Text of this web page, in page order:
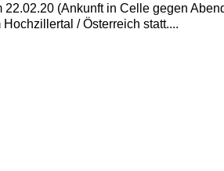
(Ankunft in Celle gegen
/ Österreich statt....